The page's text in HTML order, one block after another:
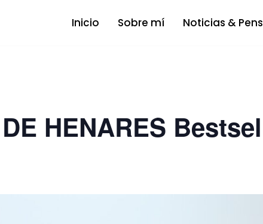
Inicio Sobre mí Noticias &
HENARES